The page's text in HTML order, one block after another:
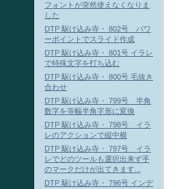
フォントが突然使えなくなりま
した
DTP 駆け込み寺・ 802号 パワ
ーポイントでスライド作成
DTP 駆け込み寺・ 801号 イラレ
で特殊文字を打ち込む
DTP 駆け込み寺・ 800号 毛抜き
合わせ
DTP 駆け込み寺・ 799号 半角
数字を等幅半角字形に変換
DTP 駆け込み寺・ 798号 イラ
レのアクションで縦中横
DTP 駆け込み寺・ 797号 イラ
レでどのツールも選択出来ず手
のマークだけが出てきます...
DTP 駆け込み寺・ 796号 インデ